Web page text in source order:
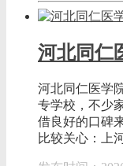
河北同仁
河北同仁医学
专学校，不少
借良好的口碑
比较关心：上